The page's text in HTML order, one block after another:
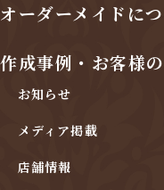
オーダーメイドに
作成事例・お客様
お知らせ
メディア掲載
店舗情報